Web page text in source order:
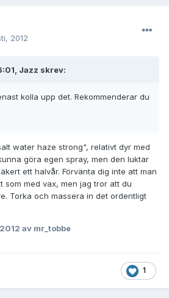
2012
Jazz skrev:
kolla upp det. Rekommenderar du
water haze strong", relativt dyr med
göra egen spray, men den luktar
ett halvår. Förvänta dig inte att man
som med vax, men jag tror att du
Torka och massera in det ordentligt
av mr_tobbe
1